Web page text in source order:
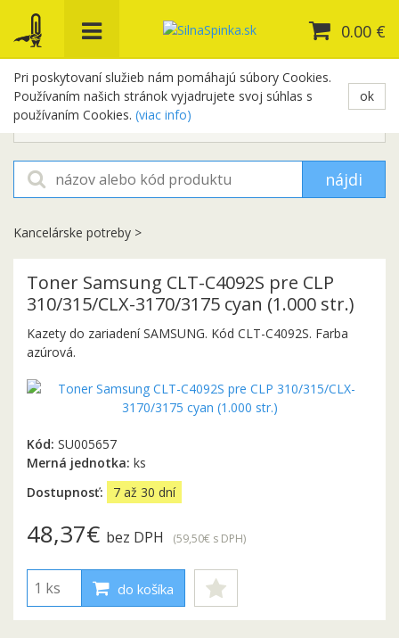
Pri poskytovaní služieb nám pomáhajú súbory Cookies.
Používaním našich stránok vyjadrujete svoj súhlas s
používaním Cookies. (viac info)
ok
0.00 €
+421 948 654 329
objednavky@silnaspinka.sk
nájdi
Kancelárske potreby >
Toner Samsung CLT-C4092S pre CLP
310/315/CLX-3170/3175 cyan (1.000 str.)
Kazety do zariadení SAMSUNG. Kód CLT-C4092S. Farba
azúrová.
Kód: SU005657
Merná jednotka: ks
Dostupnosť:
7 až 30 dní
48,37€ bez DPH (59,50€ s DPH)
do košíka